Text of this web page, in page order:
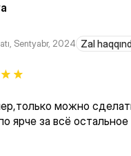
, Sentyabr, 2024 Zal
можно сделать пару
ярче за всё